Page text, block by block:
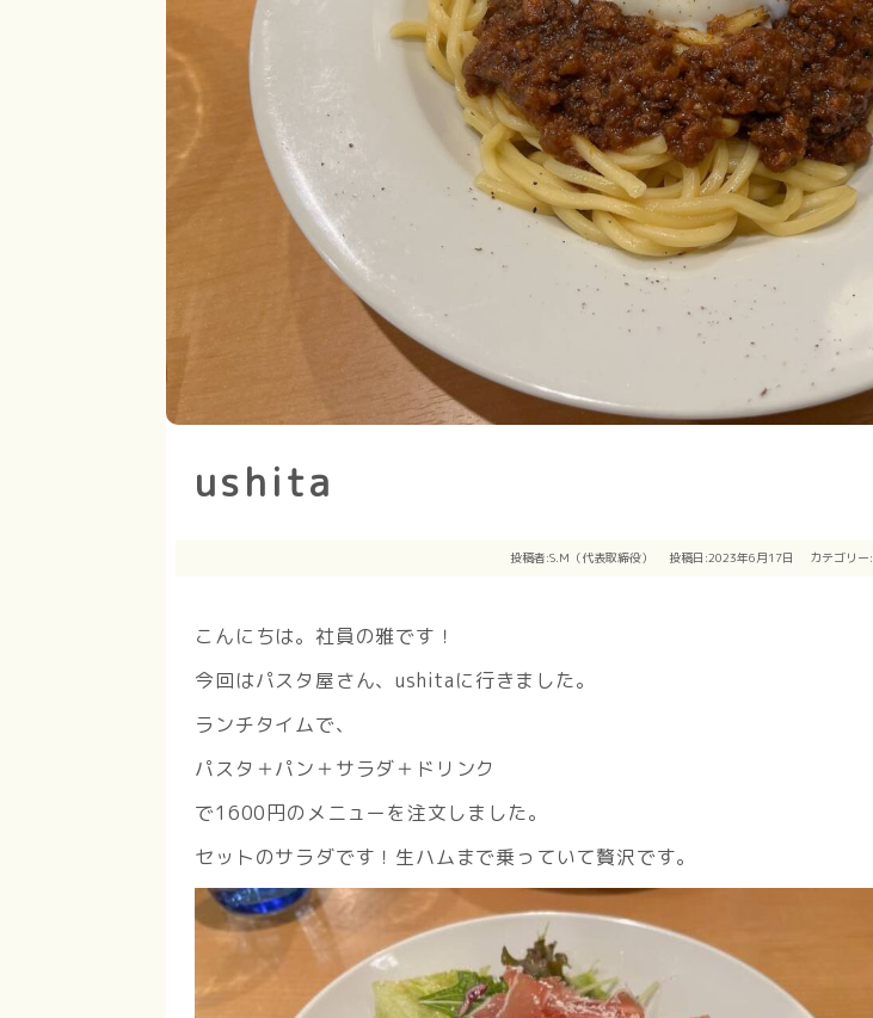
ushita
投稿者:S.M（代表取締役） 投稿日:2023年6月17日 カテゴリー:
こんにちは。社員の雅です！
今回はパスタ屋さん、ushitaに行きました。
ランチタイムで、
パスタ＋パン＋サラダ＋ドリンク
で1600円のメニューを注文しました。
セットのサラダです！生ハムまで乗っていて贅沢です。